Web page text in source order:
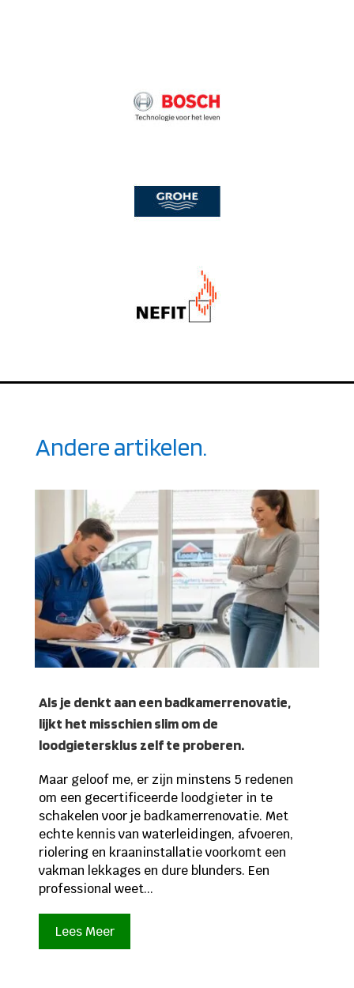
Andere artikelen.
Als je denkt aan een badkamerrenovatie,
lijkt het misschien slim om de
loodgietersklus zelf te proberen.
Maar geloof me, er zijn minstens 5 redenen
om een gecertificeerde loodgieter in te
schakelen voor je badkamerrenovatie. Met
echte kennis van waterleidingen, afvoeren,
riolering en kraaninstallatie voorkomt een
vakman lekkages en dure blunders. Een
professional weet...
Lees Meer